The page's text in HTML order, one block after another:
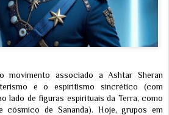
movimento associado a Ashtar Sheran
e o espiritismo sincrético (com
lado de figuras espirituais da Terra, como
cósmico de Sananda). Hoje, grupos em